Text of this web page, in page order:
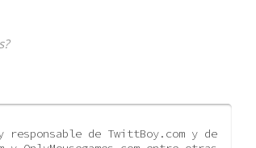
de TwittBoy.com y de